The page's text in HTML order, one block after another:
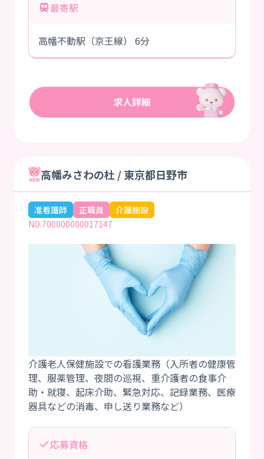
最寄駅
高幡不動駅（京王線） 6分
高幡みさわの杜 / 東京都日野市
准看護師 正職員
介護施設
NO.700000000017147
介護老人保健施設での看護業務（入所者の健康管
理、服薬管理、夜間の巡視、重介護者の食事介
助・就寝、起床介助、緊急対応、記録業務、医療
応募資格